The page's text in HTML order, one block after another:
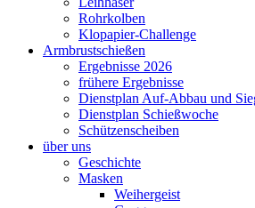
Rohrkolben
Klopapier-Challenge
Armbrustschießen
Ergebnisse 2026
frühere Ergebnisse
Dienstplan Auf-Abbau und
Dienstplan Schießwoche
Schützenscheiben
über uns
Geschichte
Masken
Weihergeist